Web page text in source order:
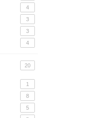
4
3
3
4
20
1
8
5